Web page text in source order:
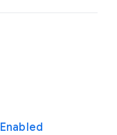
Enabled